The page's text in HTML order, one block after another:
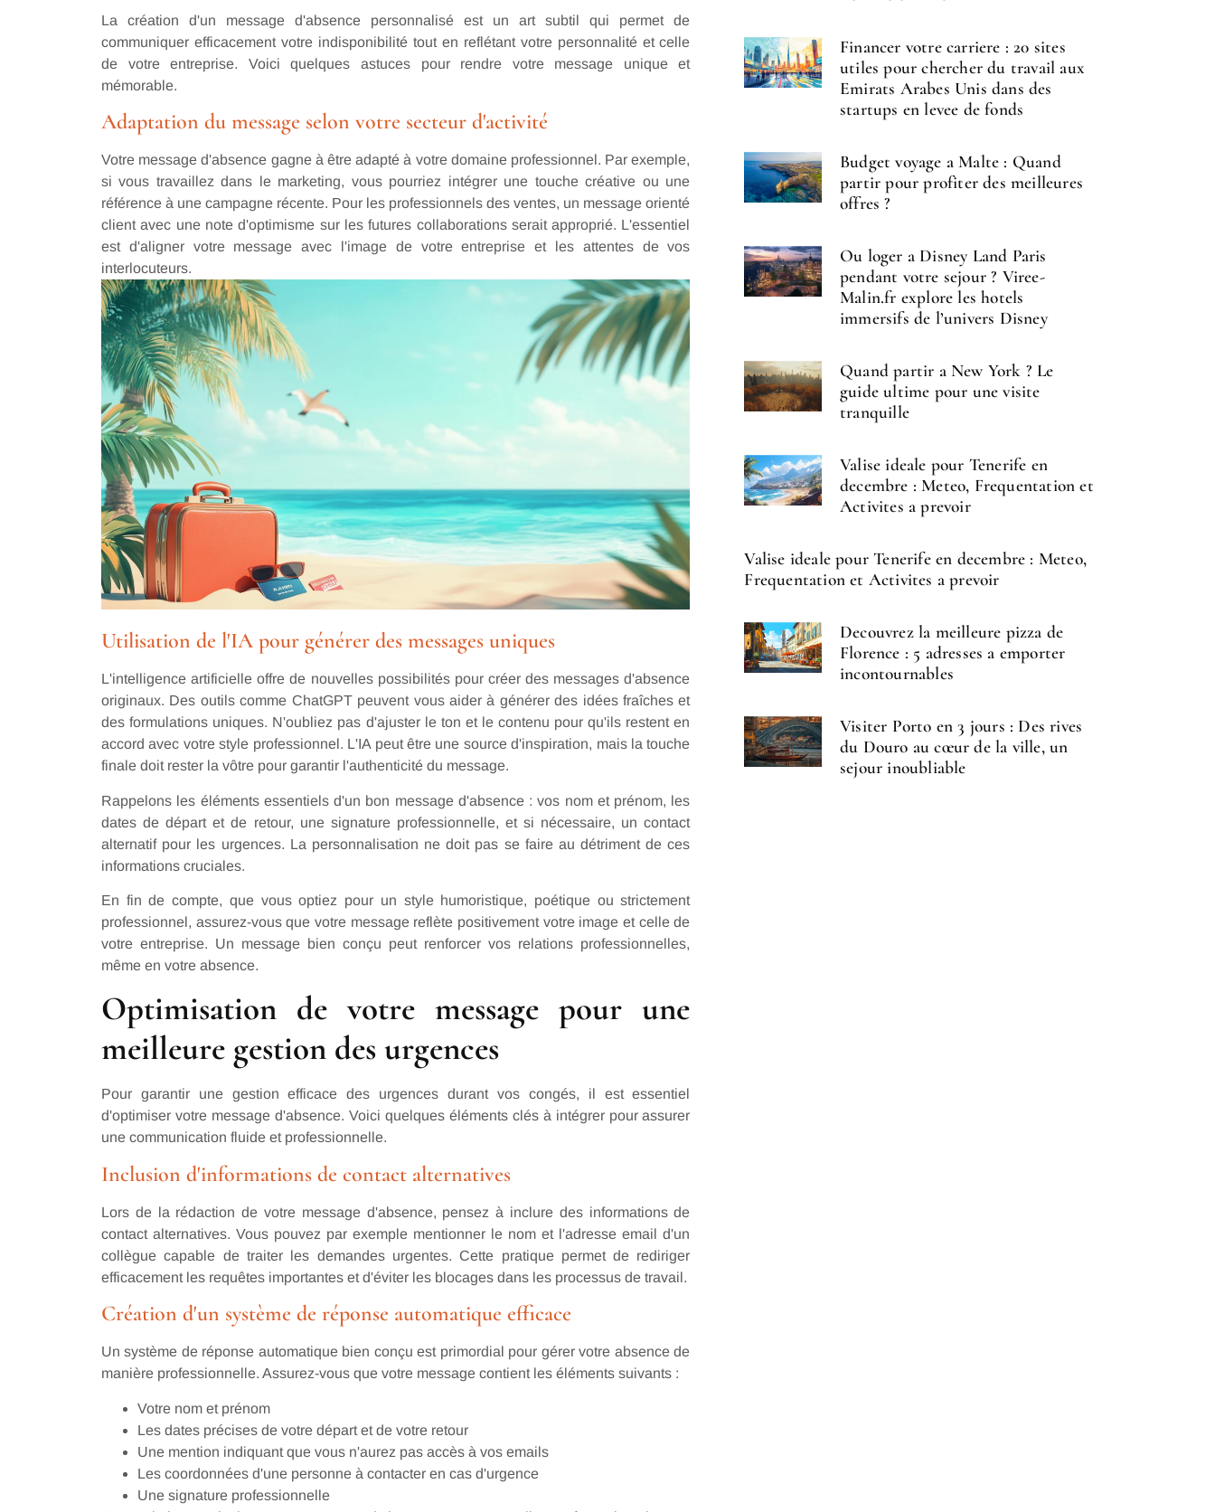
La création d'un message d'absence personnalisé est un art subtil qui permet de
communiquer efficacement votre indisponibilité tout en reflétant votre personnalité et celle
de votre entreprise. Voici quelques astuces pour rendre votre message unique et
mémorable.
Adaptation du message selon votre secteur d'activité
Votre message d'absence gagne à être adapté à votre domaine professionnel. Par exemple,
si vous travaillez dans le marketing, vous pourriez intégrer une touche créative ou une
référence à une campagne récente. Pour les professionnels des ventes, un message orienté
client avec une note d'optimisme sur les futures collaborations serait approprié. L'essentiel
est d'aligner votre message avec l'image de votre entreprise et les attentes de vos
interlocuteurs.
Utilisation de l'IA pour générer des messages uniques
L'intelligence artificielle offre de nouvelles possibilités pour créer des messages d'absence
originaux. Des outils comme ChatGPT peuvent vous aider à générer des idées fraîches et
des formulations uniques. N'oubliez pas d'ajuster le ton et le contenu pour qu'ils restent en
accord avec votre style professionnel. L'IA peut être une source d'inspiration, mais la touche
finale doit rester la vôtre pour garantir l'authenticité du message.
Rappelons les éléments essentiels d'un bon message d'absence : vos nom et prénom, les
dates de départ et de retour, une signature professionnelle, et si nécessaire, un contact
alternatif pour les urgences. La personnalisation ne doit pas se faire au détriment de ces
informations cruciales.
En fin de compte, que vous optiez pour un style humoristique, poétique ou strictement
professionnel, assurez-vous que votre message reflète positivement votre image et celle de
votre entreprise. Un message bien conçu peut renforcer vos relations professionnelles,
même en votre absence.
Optimisation de votre message pour une
meilleure gestion des urgences
Pour garantir une gestion efficace des urgences durant vos congés, il est essentiel
d'optimiser votre message d'absence. Voici quelques éléments clés à intégrer pour assurer
une communication fluide et professionnelle.
Inclusion d'informations de contact alternatives
Lors de la rédaction de votre message d'absence, pensez à inclure des informations de
contact alternatives. Vous pouvez par exemple mentionner le nom et l'adresse email d'un
collègue capable de traiter les demandes urgentes. Cette pratique permet de rediriger
efficacement les requêtes importantes et d'éviter les blocages dans les processus de travail.
Création d'un système de réponse automatique efficace
Un système de réponse automatique bien conçu est primordial pour gérer votre absence de
manière professionnelle. Assurez-vous que votre message contient les éléments suivants :
Votre nom et prénom
Les dates précises de votre départ et de votre retour
Une mention indiquant que vous n'aurez pas accès à vos emails
Les coordonnées d'une personne à contacter en cas d'urgence
Une signature professionnelle
Financer votre carriere : 20 sites
utiles pour chercher du travail aux
Emirats Arabes Unis dans des
startups en levee de fonds
Budget voyage a Malte : Quand
partir pour profiter des meilleures
offres ?
Ou loger a Disney Land Paris
pendant votre sejour ? Viree-
Malin.fr explore les hotels
immersifs de l’univers Disney
Quand partir a New York ? Le
guide ultime pour une visite
tranquille
Valise ideale pour Tenerife en
decembre : Meteo, Frequentation et
Activites a prevoir
Valise ideale pour Tenerife en decembre : Meteo,
Frequentation et Activites a prevoir
Decouvrez la meilleure pizza de
Florence : 5 adresses a emporter
incontournables
Visiter Porto en 3 jours : Des rives
du Douro au cœur de la ville, un
sejour inoubliable